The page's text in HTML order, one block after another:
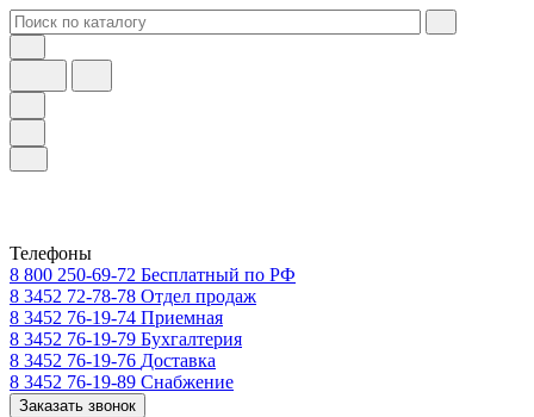
Телефоны
8 800 250-69-72 Бесплатный по РФ
8 3452 72-78-78 Отдел продаж
8 3452 76-19-74 Приемная
8 3452 76-19-79 Бухгалтерия
8 3452 76-19-76 Доставка
8 3452 76-19-89 Снабжение
Заказать звонок